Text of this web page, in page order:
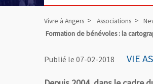
Vivre à Angers Associations
Formation de bénévoles : la
Publié le 07-02-2018 VIE